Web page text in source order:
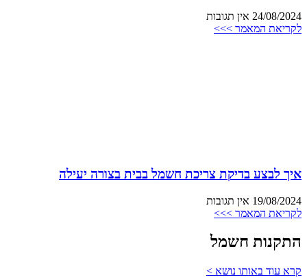
24/08/2024 אין תגובות
לקריאת המאמר >>>
איך לבצע בדיקת צריכת חשמל בבית בצורה יעילה
19/08/2024 אין תגובות
לקריאת המאמר >>>
התקנות חשמל
קרא עוד באותו נושא >